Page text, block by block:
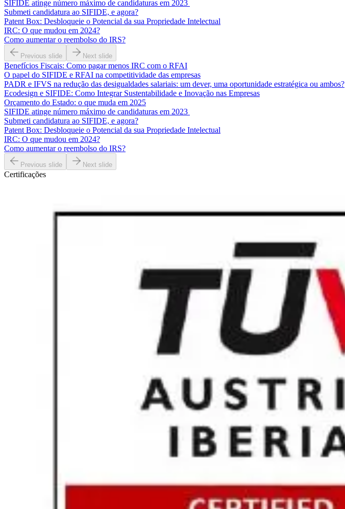
SIFIDE atinge número máximo de candidaturas em 2023
Submeti candidatura ao SIFIDE, e agora?
Patent Box: Desbloqueie o Potencial da sua Propriedade Intelectual
IRC: O que mudou em 2024?
Como aumentar o reembolso do IRS?
Previous slide Next slide
Benefícios Fiscais: Como pagar menos IRC com o RFAI
O papel do SIFIDE e RFAI na competitividade das empresas
PADR e IFVS na redução das desigualdades salariais: um dever, uma oportunidade estratégica ou ambos?
Ecodesign e SIFIDE: Como Integrar Sustentabilidade e Inovação nas Empresas
Orçamento do Estado: o que muda em 2025
SIFIDE atinge número máximo de candidaturas em 2023
Submeti candidatura ao SIFIDE, e agora?
Patent Box: Desbloqueie o Potencial da sua Propriedade Intelectual
IRC: O que mudou em 2024?
Como aumentar o reembolso do IRS?
Previous slide Next slide
Certificações